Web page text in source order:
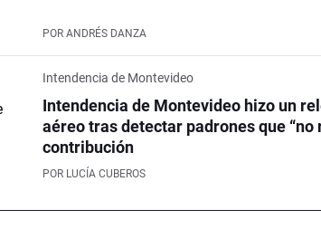
POR ANDRÉS DANZA
Intendencia de Montevideo
Intendencia de Montevideo hizo un
aéreo tras detectar padrones que
contribución
POR LUCÍA CUBEROS